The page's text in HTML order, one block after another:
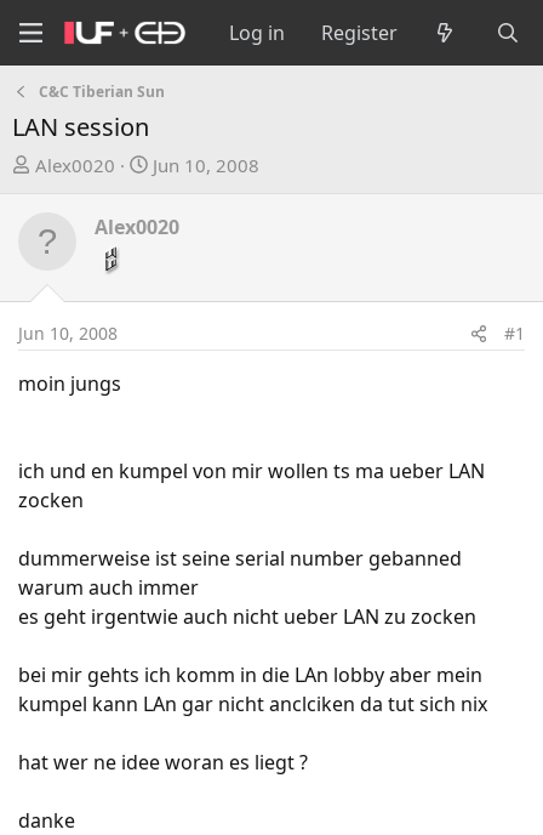
Log in Register
C&C Tiberian Sun
LAN session
T
e
d
t
a
r
Alex0020
S
a
d
t
Jun 10, 2008
Alex0020
Jun 10, 2008 #1
moin jungs
ich und en kumpel von mir wollen ts ma ueber LAN
zocken
dummerweise ist seine serial number gebanned
warum auch immer
es geht irgentwie auch nicht ueber LAN zu zocken
bei mir gehts ich komm in die LAn lobby aber mein
kumpel kann LAn gar nicht anclciken da tut sich nix
hat wer ne idee woran es liegt ?
danke